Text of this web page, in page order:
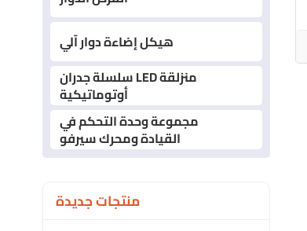
هيكل إضاءة دوار آلي
سلسلة جدران LED منزلقة
أوتوماتيكية
مجموعة وحدة التحكم في
القيادة ومحرك سيرفو
منتجات جديدة